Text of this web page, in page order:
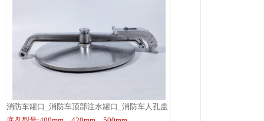
消防车罐口_消防车顶部注水罐口_消防车人孔盖